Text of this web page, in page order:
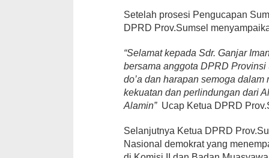
Setelah prosesi Pengucapan
DPRD Prov.Sumsel
“Selamat kepada Sdr. Ganjar
bersama anggota DPRD
do’a dan harapan semoga
kekuatan dan perlindungan dari
Alamin” Ucap Ketua DPRD
Selanjutnya Ketua DPRD
Nasional demokrat yang